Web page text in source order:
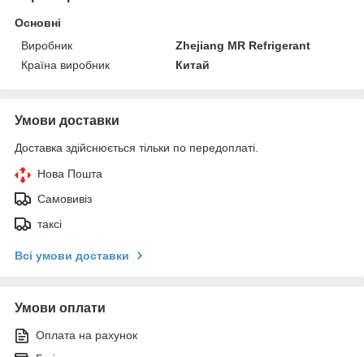
Основні
Виробник
Zhejiang MR Refrigerant
Країна виробник
Китай
Умови доставки
Доставка здійснюється тільки по передоплаті.
Нова Пошта
Самовивіз
таксі
Всі умови доставки
Умови оплати
Оплата на рахунок